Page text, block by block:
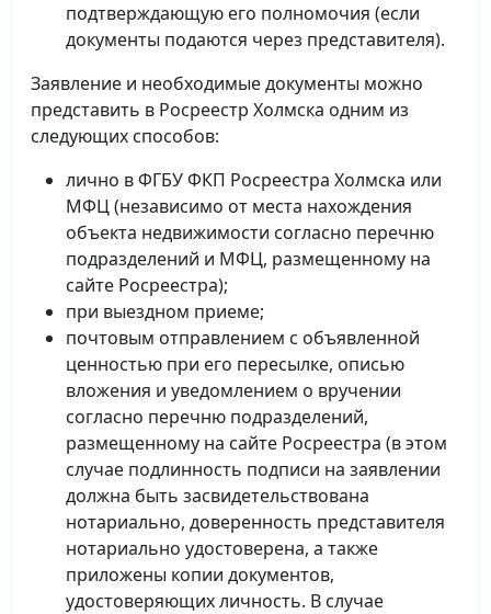
подтверждающую его полномочия (если
документы подаются через представителя).
Заявление и необходимые документы можно
представить в Росреестр Холмска одним из
следующих способов:
лично в ФГБУ ФКП Росреестра Холмска или
МФЦ (независимо от места нахождения
объекта недвижимости согласно перечню
подразделений и МФЦ, размещенному на
сайте Росреестра);
при выездном приеме;
почтовым отправлением с объявленной
ценностью при его пересылке, описью
вложения и уведомлением о вручении
согласно перечню подразделений,
размещенному на сайте Росреестра (в этом
случае подлинность подписи на заявлении
должна быть засвидетельствована
нотариально, доверенность представителя
нотариально удостоверена, а также
приложены копии документов,
удостоверяющих личность. В случае